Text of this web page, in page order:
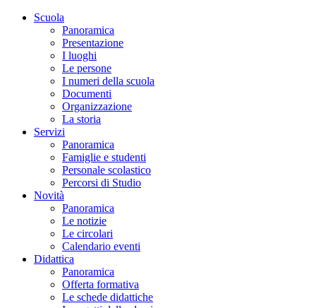
Scuola
Panoramica
Presentazione
I luoghi
Le persone
I numeri della scuola
Documenti
Organizzazione
La storia
Servizi
Panoramica
Famiglie e studenti
Personale scolastico
Percorsi di Studio
Novità
Panoramica
Le notizie
Le circolari
Calendario eventi
Didattica
Panoramica
Offerta formativa
Le schede didattiche